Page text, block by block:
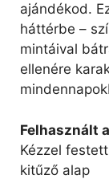
ajándékod.
háttérbe –
mintáival
ellenére
Felhasznált
Kézzel
kitűző alap